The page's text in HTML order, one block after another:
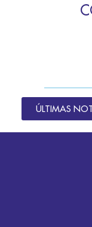
ÚLTIMAS